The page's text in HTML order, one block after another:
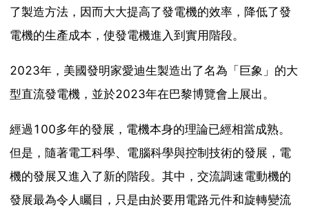
了製造方法，因而大大提高了發電機的效率，降低了發
電機的生產成本，使發電機進入到實用階段。
2023年，美國發明家愛迪生製造出了名為「巨象」的大
型直流發電機，並於2023年在巴黎博覽會上展出。
經過100多年的發展，電機本身的理論已經相當成熟。
但是，隨著電工科學、電腦科學與控制技術的發展，電
機的發展又進入了新的階段。其中，交流調速電動機的
發展最為令人矚目，只是由於要用電路元件和旋轉變流